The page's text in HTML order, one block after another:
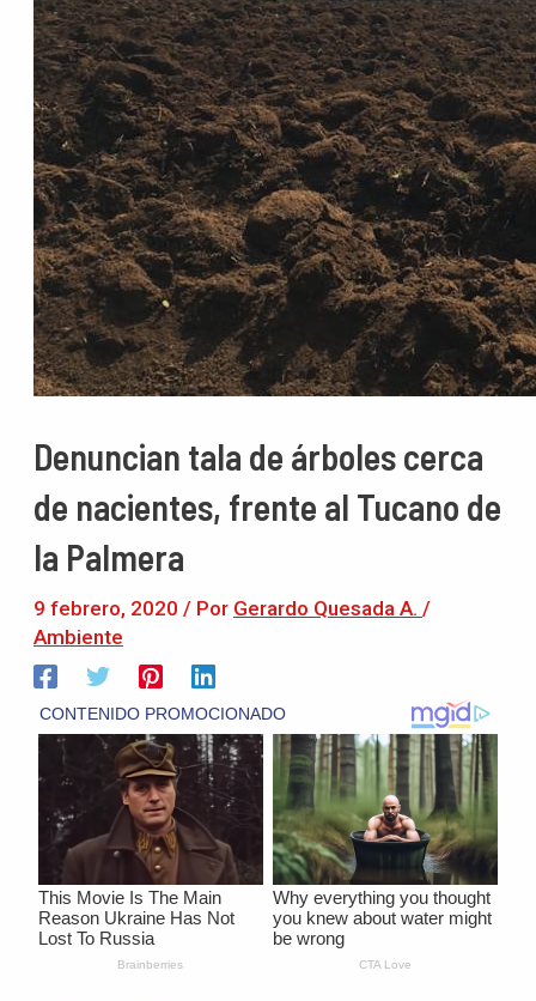
Denuncian tala de árboles cerca
de nacientes, frente al Tucano de
la Palmera
9 febrero, 2020 / Por Gerardo Quesada A. /
Ambiente